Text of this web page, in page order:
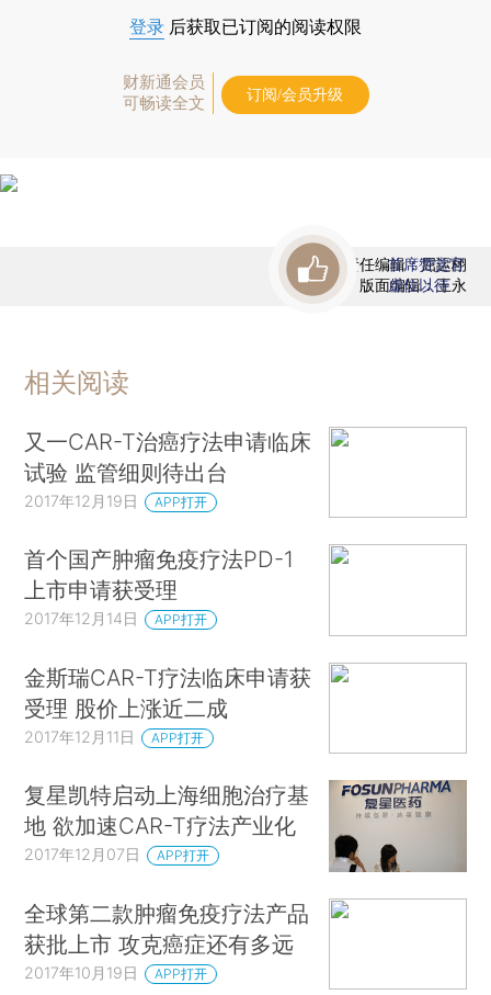
登录 后获取已订阅的阅读权限
财新通会员
可畅读全文
订阅/会员升级
责任编辑：屈运栩
版面编辑：王永
首席赞赏官
虚位以待
相关阅读
又一CAR-T治癌疗法申请临床
试验 监管细则待出台
2017年12月19日 APP打开
首个国产肿瘤免疫疗法PD-1
上市申请获受理
2017年12月14日 APP打开
金斯瑞CAR-T疗法临床申请获
受理 股价上涨近二成
2017年12月11日 APP打开
复星凯特启动上海细胞治疗基
地 欲加速CAR-T疗法产业化
2017年12月07日 APP打开
全球第二款肿瘤免疫疗法产品
获批上市 攻克癌症还有多远
2017年10月19日 APP打开